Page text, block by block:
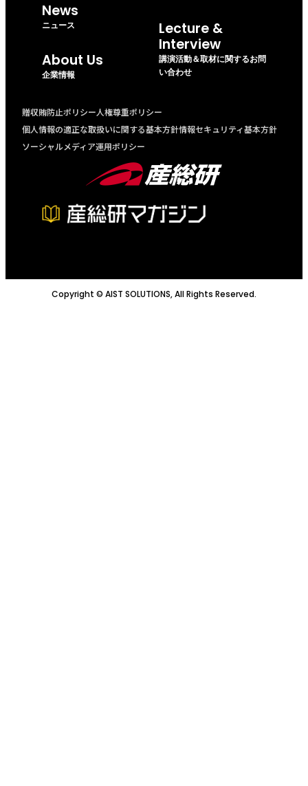
News
ニュース
About Us
企業情報
Lecture &
Interview
講演活動＆取材に関するお問
い合わせ
贈収賄防止ポリシー人権尊重ポリシー
個人情報の適正な取扱いに関する基本方針情報セキュリティ基本方針
ソーシャルメディア運用ポリシー
Copyright © AIST SOLUTIONS, All Rights Reserved.